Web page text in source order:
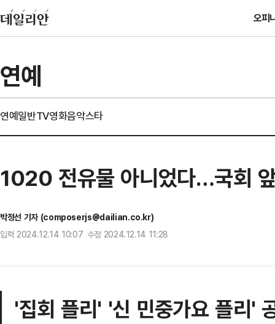
오피
연예
연예일반TV영화음악스타
1020 전유물 아니었다…국회
박정선 기자 (composerjs@dailian.co.kr)
입력 2024.12.14 10:07 수정 2024.12.14 11:28
'집회 플리' '신 민중가요 플리'